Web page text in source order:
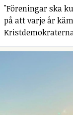
"Föreningar ska
på att varje år